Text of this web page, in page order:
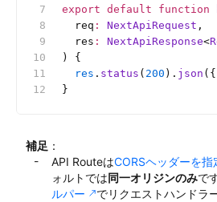
export default function
  req
: NextApiRequest ,
  res
: NextApiResponse<
) {
  res
. status ( 200 ). json ({
}
補足 ：
API RouteはCORSヘッダーを指
ォルトでは同一オリジンのみで
ルパー
でリクエストハンドラ